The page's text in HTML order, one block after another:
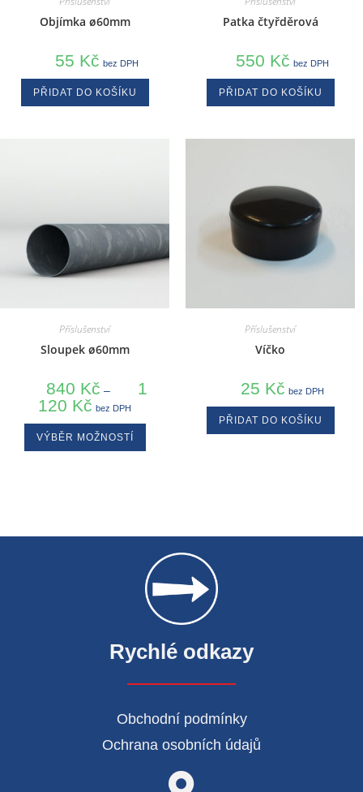
Objímka ø60mm
55 Kč bez DPH
PŘIDAT DO KOŠÍKU
Patka čtyřděrová
550 Kč bez DPH
PŘIDAT DO KOŠÍKU
Příslušenství
Sloupek ø60mm
840 Kč –
1
120 Kč bez DPH
VÝBĚR MOŽNOSTÍ
Příslušenství
Víčko
25 Kč bez DPH
PŘIDAT DO KOŠÍKU
Rychlé odkazy
Obchodní podmínky
Ochrana osobních údajů